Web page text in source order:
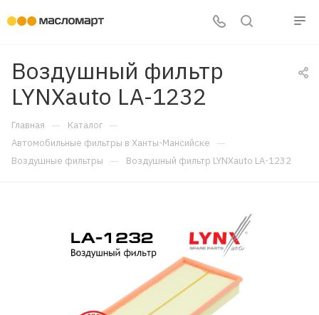
Воздушный фильтр
LYNXauto LA-1232
Главная — Каталог —
Автомобильные фильтры в Ханты-Мансийске —
Воздушные фильтры — Воздушный фильтр LYNXauto LA-1232